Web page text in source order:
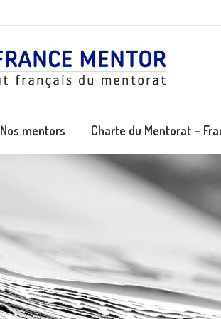
Nos mentors Charte du Mentorat –